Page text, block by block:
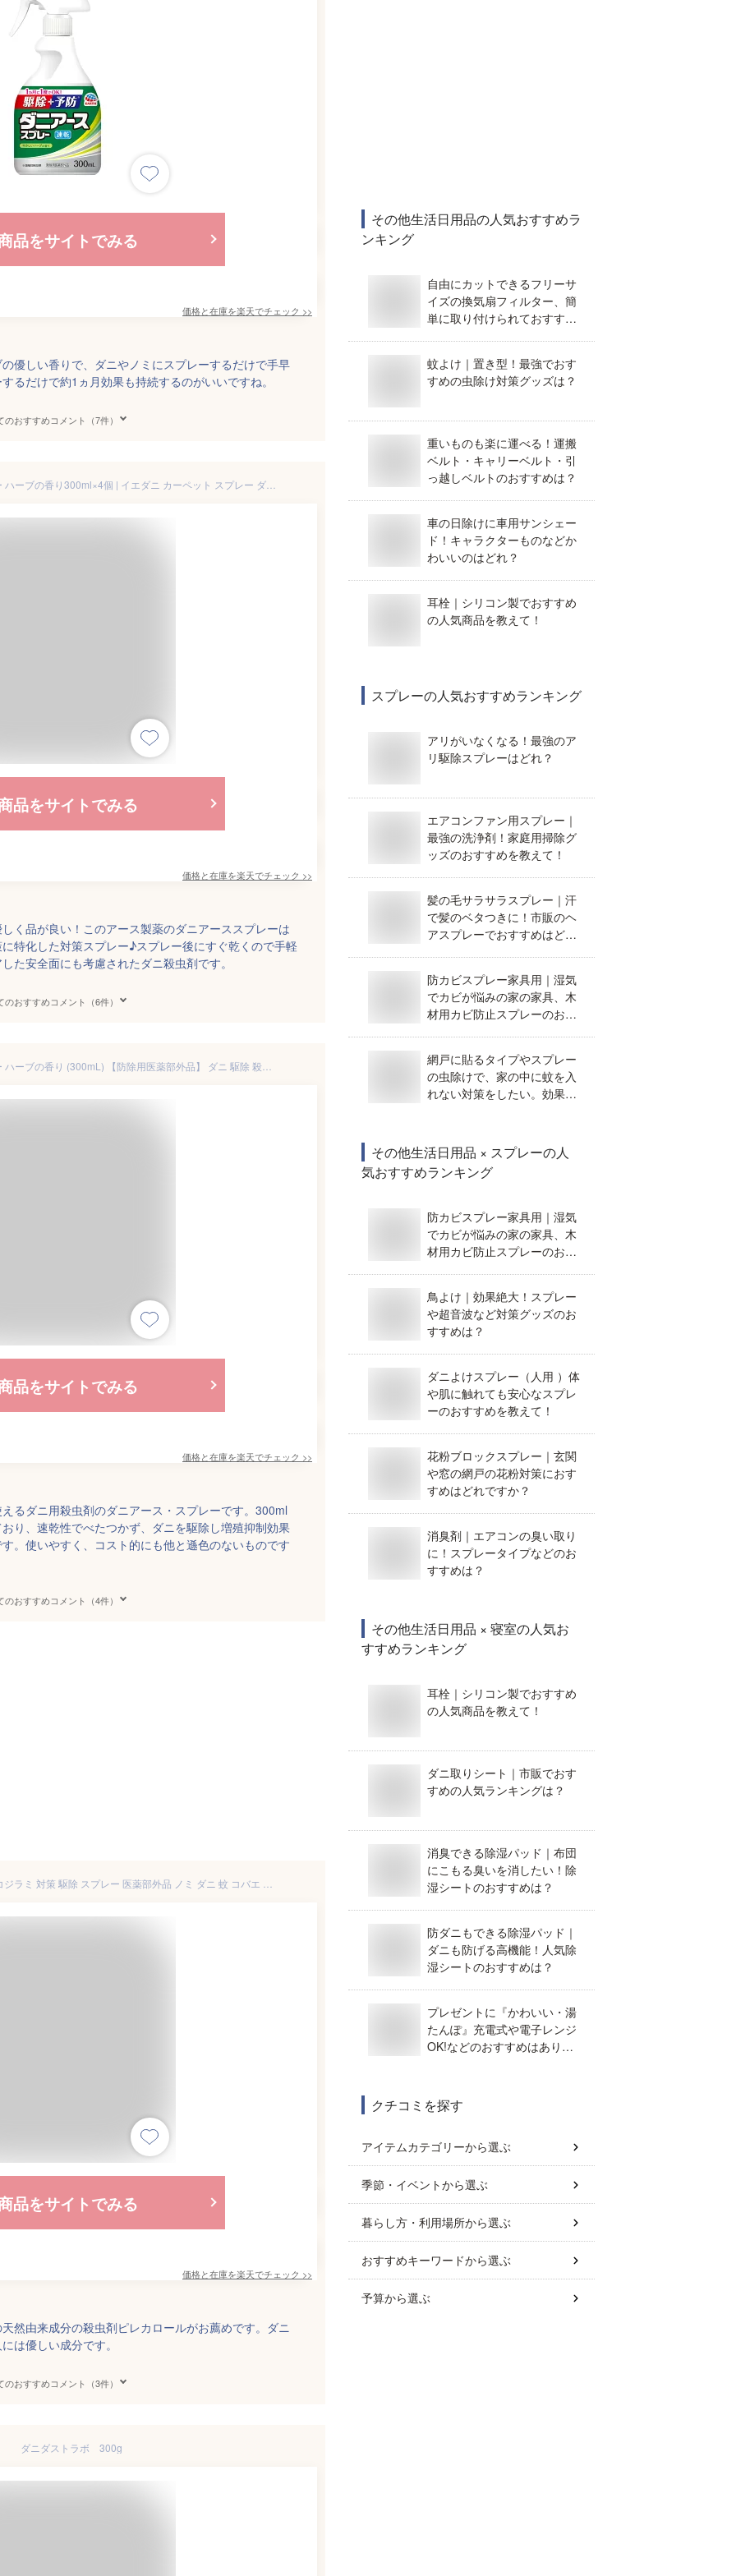
品をサイトでみる
価格と在庫を楽天でチェック >>
優しい香りで、ダニやノミにスプレーするだけで手早
るだけで約1ヵ月効果も持続するのがいいですね。
のおすすめコメント（7件）
品をサイトでみる
価格と在庫を楽天でチェック >>
く品が良い！このアース製薬のダニアーススプレーは
特化した対策スプレー♪スプレー後にすぐ乾くので手軽
た安全面にも考慮されたダニ殺虫剤です。
のおすすめコメント（6件）
品をサイトでみる
価格と在庫を楽天でチェック >>
るダニ用殺虫剤のダニアース・スプレーです。300ml
り、速乾性でべたつかず、ダニを駆除し増殖抑制効果
。使いやすく、コスト的にも他と遜色のないものです
のおすすめコメント（4件）
品をサイトでみる
価格と在庫を楽天でチェック >>
然由来成分の殺虫剤ピレカロールがお薦めです。ダニ
は優しい成分です。
のおすすめコメント（3件）
ダニダストラボ 300g
その他生活日用品の人気おすすめラ
ンキング
自由にカットできるフリーサ
イズの換気扇フィルター、簡
単に取り付けられておすすめ
蚊よけ｜置き型！最強でおす
すめの虫除け対策グッズは？
重いものも楽に運べる！運搬
ベルト・キャリーベルト・引
っ越しベルトのおすすめは？
車の日除けに車用サンシェー
ド！キャラクターものなどか
わいいのはどれ？
耳栓｜シリコン製でおすすめ
の人気商品を教えて！
スプレーの人気おすすめランキング
アリがいなくなる！最強のア
リ駆除スプレーはどれ？
エアコンファン用スプレー｜
最強の洗浄剤！家庭用掃除グ
ッズのおすすめを教えて！
髪の毛サラサラスプレー｜汗
で髪のベタつきに！市販のヘ
アスプレーでおすすめはど
防カビスプレー家具用｜湿気
でカビが悩みの家の家具、木
材用カビ防止スプレーのおす
網戸に貼るタイプやスプレー
の虫除けで、家の中に蚊を入
れない対策をしたい。効果が
その他生活日用品 × スプレーの人
気おすすめランキング
防カビスプレー家具用｜湿気
でカビが悩みの家の家具、木
材用カビ防止スプレーのおす
鳥よけ｜効果絶大！スプレー
や超音波など対策グッズのお
すすめは？
ダニよけスプレー（人用 ）体
や肌に触れても安心なスプレ
ーのおすすめを教えて！
花粉ブロックスプレー｜玄関
や窓の網戸の花粉対策におす
すめはどれですか？
消臭剤｜エアコンの臭い取り
に！スプレータイプなどのお
すすめは？
その他生活日用品 × 寝室の人気お
すすめランキング
耳栓｜シリコン製でおすすめ
の人気商品を教えて！
ダニ取りシート｜市販でおす
すめの人気ランキングは？
消臭できる除湿パッド｜布団
にこもる臭いを消したい！除
湿シートのおすすめは？
防ダニもできる除湿パッド｜
ダニも防げる高機能！人気除
湿シートのおすすめは？
プレゼントに『かわいい・湯
たんぽ』充電式や電子レンジ
OK!などのおすすめはありま
クチコミを探す
アイテムカテゴリーから選ぶ
季節・イベントから選ぶ
暮らし方・利用場所から選ぶ
おすすめキーワードから選ぶ
予算から選ぶ